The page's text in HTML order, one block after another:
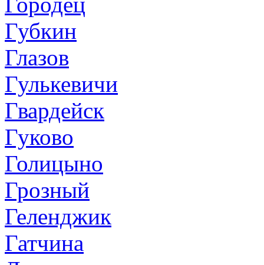
Губкин
Глазов
Гулькевичи
Гвардейск
Гуково
Голицыно
Грозный
Геленджик
Гатчина